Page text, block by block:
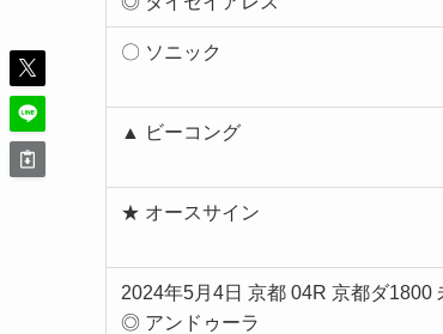
〇 ソニック
▲ ビーコング
★ オースサイン
2024年5月4日 京都 04R 京都ダ
◎ アンドゥーラ